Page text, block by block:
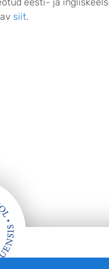
siit.